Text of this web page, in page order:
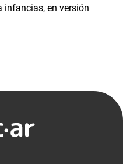
infancias, en versión